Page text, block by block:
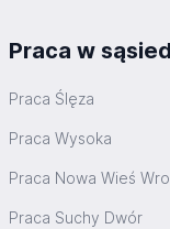
Praca w
Praca Ślęza
Praca Wysoka
Praca Nowa Wieś
Praca Suchy Dwór